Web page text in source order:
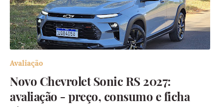
Avaliação
Novo Chevrolet Sonic RS 2027:
avaliação - preço, consumo e ficha